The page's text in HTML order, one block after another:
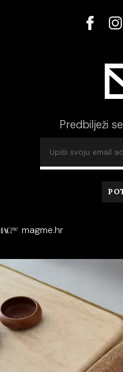
Predbilježi
magme.hr